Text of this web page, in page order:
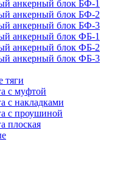
анкерный блок БФ-1
анкерный блок БФ-2
анкерный блок БФ-3
анкерный блок ФБ-1
анкерный блок ФБ-2
анкерный блок ФБ-3
тяги
с муфтой
с накладками
с проушиной
плоская